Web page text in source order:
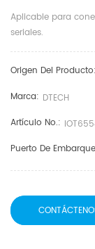
Aplicable para
seriales.
Origen Del Producto:
Marca: DTECH
Artículo No.:
Puerto De